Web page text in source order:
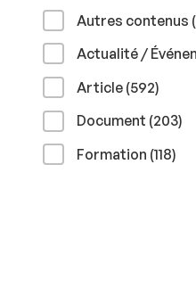
Autres contenus
Actualité /
Article (592)
Document (203)
Formation (118)